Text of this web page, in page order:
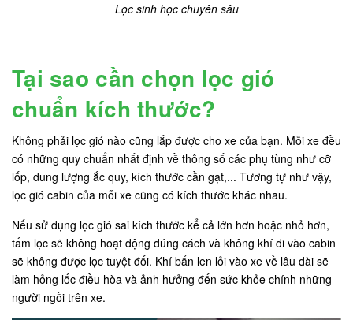
Lọc sinh học chuyên sâu
Tại sao cần chọn lọc gió
chuẩn kích thước?
Không phải lọc gió nào cũng lắp được cho xe của bạn. Mỗi xe đều
có những quy chuẩn nhất định về thông số các phụ tùng như cỡ
lốp, dung lượng ắc quy, kích thước cần gạt,... Tương tự như vậy,
lọc gió cabin của mỗi xe cũng có kích thước khác nhau.
Nếu sử dụng lọc gió sai kích thước kể cả lớn hơn hoặc nhỏ hơn,
tấm lọc sẽ không hoạt động đúng cách và không khí đi vào cabin
sẽ không được lọc tuyệt đối. Khí bẩn len lỏi vào xe về lâu dài sẽ
làm hỏng lốc điều hòa và ảnh hưởng đến sức khỏe chính những
người ngồi trên xe.